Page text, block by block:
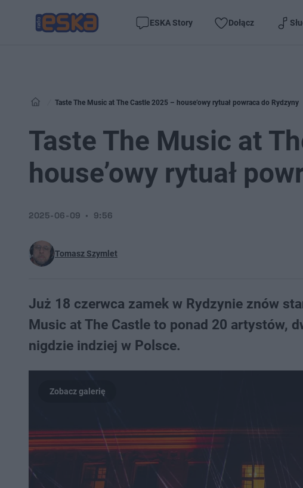
ESKA Story Dołącz
Taste The Music at The Castle 2025 – house’owy rytuał powraca do Rydzyny
Taste The Music at
house’owy rytuał
Tomasz Szymlet
2025-06-09 9:56
Już 18 czerwca zamek w Rydzynie znów
Music at The Castle to ponad 20 artystów,
nigdzie indziej w Polsce.